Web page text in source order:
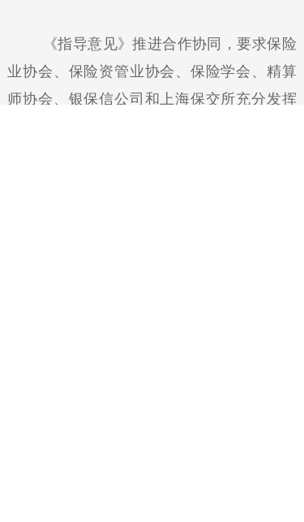
《指导意见》推进合作协同，要求保险
业协会、保险资管业协会、保险学会、精算
师协会、银保信公司和上海保交所充分发挥